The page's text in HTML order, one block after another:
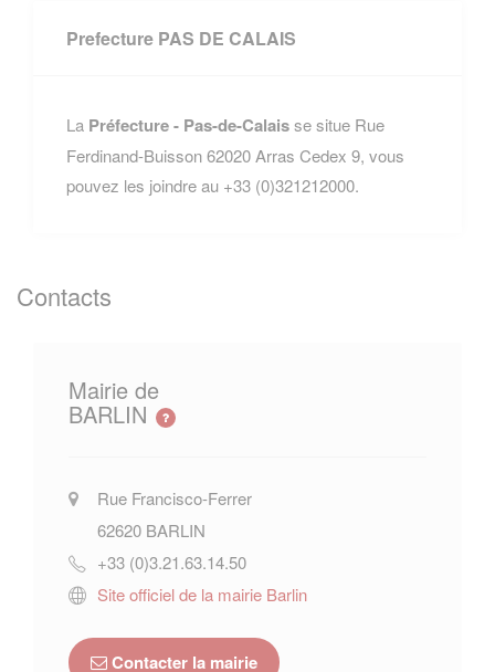
Prefecture PAS DE CALAIS
La Préfecture - Pas-de-Calaisse situe Rue
Ferdinand-Buisson 62020 Arras Cedex 9, vous
pouvez les joindre au +33 (0)321212000.
Contacts
Mairie de
BARLIN
Rue Francisco-Ferrer
62620 BARLIN
+33 (0)3.21.63.14.50
Site officiel de la mairie Barlin
Contacter la mairie